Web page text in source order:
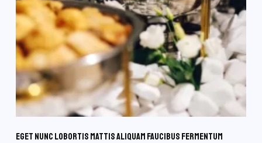
Eget nunc lobortis mattis aliquam faucibus fermentum